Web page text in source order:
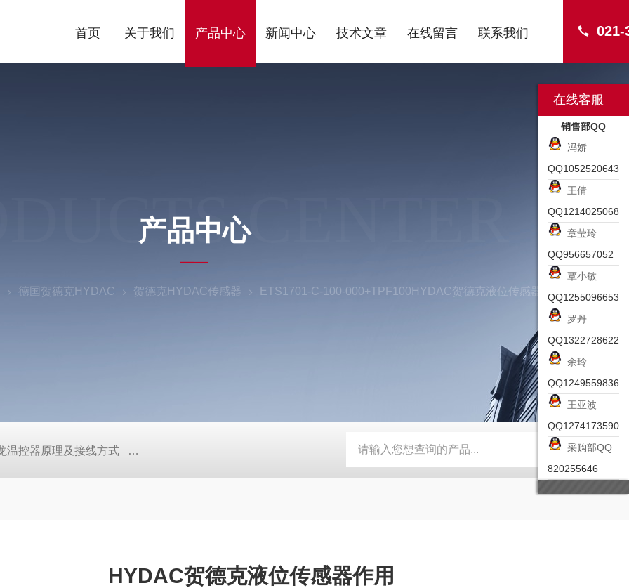
021-
首页 关于我们 产品中心 新闻中心 技术文章 在线留言 联系我们
CENTER
产品中心
德国贺德克HYDAC 贺德克HYDAC传感器 ETS1701-C-100-000+TPF100HYDAC贺德克液位传感器作用
温控器原理及接线方式 日本SMC真空压力开关的中文资料ZK2-ZSEA-A *皮尔兹PILZ安全激光扫描仪 RZMO-TER-
HYDAC贺德克液位传感器作用
在线客服
销售部QQ
冯娇
QQ1052520643
王倩
QQ1214025068
章莹玲
QQ956657052
覃小敏
QQ1255096653
罗丹
QQ1322728622
余玲
QQ1249559836
王亚波
QQ1274173590
采购部QQ
820255646